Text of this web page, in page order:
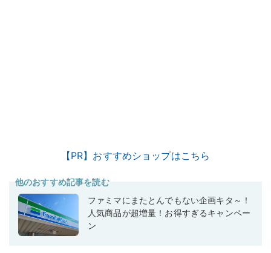
【PR】おすすめショップはこちら
他のおすすめ記事を読む
ファミマにまたとんでもない企画キタ～！
人気商品が超増量！お得すぎるキャンペー
ン